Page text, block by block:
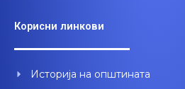
e
b
o
k
t
u
b
k
e
d
n
Корисни линкови
Историја на општината